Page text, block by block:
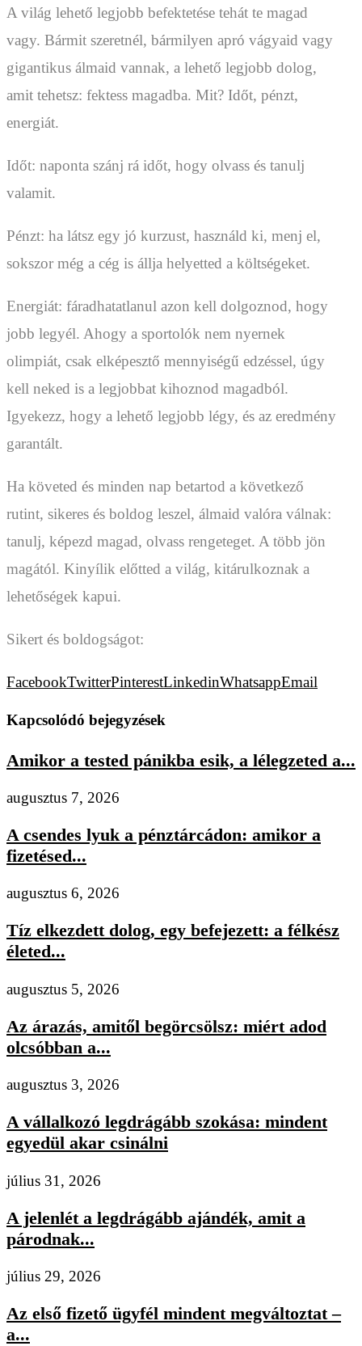
A világ lehető legjobb befektetése tehát te magad
vagy. Bármit szeretnél, bármilyen apró vágyaid vagy
gigantikus álmaid vannak, a lehető legjobb dolog,
amit tehetsz: fektess magadba. Mit? Időt, pénzt,
energiát.
Időt: naponta szánj rá időt, hogy olvass és tanulj
valamit.
Pénzt: ha látsz egy jó kurzust, használd ki, menj el,
sokszor még a cég is állja helyetted a költségeket.
Energiát: fáradhatatlanul azon kell dolgoznod, hogy
jobb legyél. Ahogy a sportolók nem nyernek
olimpiát, csak elképesztő mennyiségű edzéssel, úgy
kell neked is a legjobbat kihoznod magadból.
Igyekezz, hogy a lehető legjobb légy, és az eredmény
garantált.
Ha követed és minden nap betartod a következő
rutint, sikeres és boldog leszel, álmaid valóra válnak:
tanulj, képezd magad, olvass rengeteget. A több jön
magától. Kinyílik előtted a világ, kitárulkoznak a
lehetőségek kapui.
Sikert és boldogságot:
FacebookTwitterPinterestLinkedinWhatsappEmail
Kapcsolódó bejegyzések
Amikor a tested pánikba esik, a lélegzeted a...
augusztus 7, 2026
A csendes lyuk a pénztárcádon: amikor a
fizetésed...
augusztus 6, 2026
Tíz elkezdett dolog, egy befejezett: a félkész
életed...
augusztus 5, 2026
Az árazás, amitől begörcsölsz: miért adod
olcsóbban a...
augusztus 3, 2026
A vállalkozó legdrágább szokása: mindent
egyedül akar csinálni
július 31, 2026
A jelenlét a legdrágább ajándék, amit a
párodnak...
július 29, 2026
Az első fizető ügyfél mindent megváltoztat –
a...